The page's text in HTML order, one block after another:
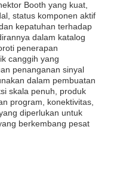
Booth yang kuat,
status komponen aktif
kepatuhan terhadap
dalam katalog
penerapan
canggih yang
penanganan sinyal
dalam pembuatan
skala penuh, produk
program, konektivitas,
diperlukan untuk
berkembang pesat